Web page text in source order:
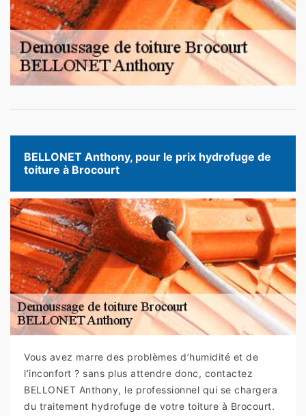
BELLONET Anthony, pour le prix hydrofuge de
toiture à Brocourt
Vous avez marre des problèmes d’humidité et de
l’inconfort ? sans plus attendre donc, contactez
BELLONET Anthony, le professionnel qui se chargera
du traitement hydrofuge de votre toiture à Brocourt.